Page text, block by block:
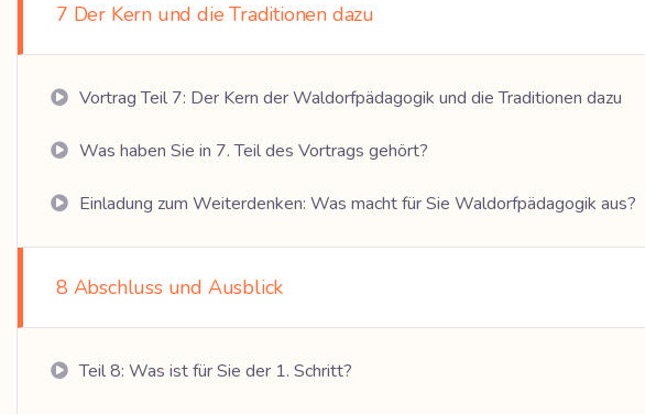
7 Der Kern und die Traditionen dazu
Vortrag Teil 7: Der Kern der Waldorfpädagogik und die Traditionen dazu
Was haben Sie in 7. Teil des Vortrags gehört?
Einladung zum Weiterdenken: Was macht für Sie Waldorfpädagogik aus?
8 Abschluss und Ausblick
Teil 8: Was ist für Sie der 1. Schritt?